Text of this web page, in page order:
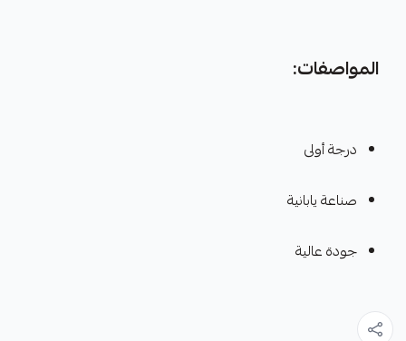
المواصفات:
درجة أولى
صناعة يابانية
جودة عالية